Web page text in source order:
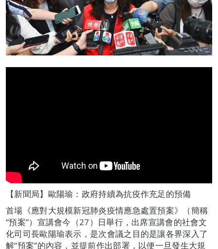
【新聞局】歐陽瑜：政府持續為抗疫作充足的預備
首場《應對大規模新冠肺炎疫情應急處置預案》（簡稱
“預案”）宣講會今（27）日舉行，出席宣講會的社會文
化司司長歐陽瑜表示，是次會議之目的是讓各界深入了
解“預案”的內容，並提前作出部署，以便一旦發生大規